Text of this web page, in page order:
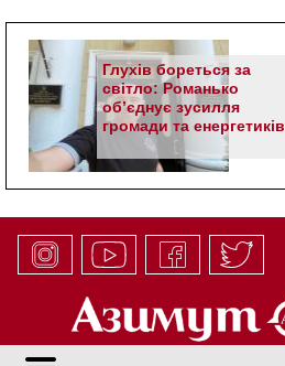
Глухів бореться за
світло: Романько
об’єднує зусилля
громади та енергетиків